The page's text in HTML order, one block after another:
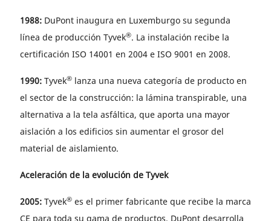
1988: DuPont inaugura en Luxemburgo su segunda
línea de producción Tyvek®. La instalación recibe la
certificación ISO 14001 en 2004 e ISO 9001 en 2008.
1990: Tyvek® lanza una nueva categoría de producto en
el sector de la construcción: la lámina transpirable, una
alternativa a la tela asfáltica, que aporta una mayor
aislación a los edificios sin aumentar el grosor del
material de aislamiento.
Aceleración de la evolución de Tyvek
2005: Tyvek® es el primer fabricante que recibe la marca
CE para toda su gama de productos. DuPont desarrolla